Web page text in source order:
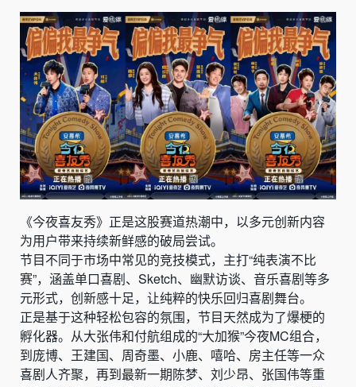
《今夜喜友秀》正是这股赛道热潮中，以多元创新内容
为用户带来持续新鲜感的破局尝试。
节目不同于市场中常见的竞技模式，主打“纯表演不比
赛”，涵盖单口喜剧、Sketch、幽默访谈、音乐喜剧等多
元形式，创新感十足，让纯粹的快乐回归喜剧舞台。
正是基于这种轻松包容的氛围，节目天然成为了爆梗的
孵化器。从大张伟和付航组成的“大加猴”今夜MC组合，
到庞博、王建国、周奇墨、小鹿、嘻哈、房主任等一众
喜剧人齐聚，再到最新一期陈梦、刘少昂、张国伟等重